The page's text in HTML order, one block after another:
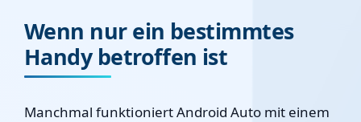
Wenn nur ein bestimmtes
Handy betroffen ist
Manchmal funktioniert Android Auto mit einem